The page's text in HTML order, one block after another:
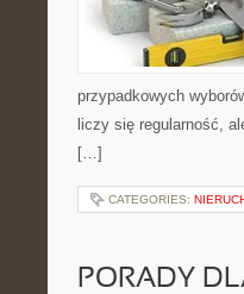
przypadkowych
liczy się regularność,
[…]
CATEGORIES:
PORADY